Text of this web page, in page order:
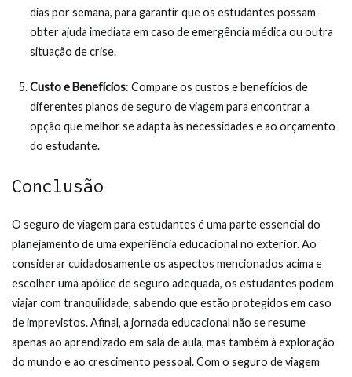
dias por semana, para garantir que os estudantes possam
obter ajuda imediata em caso de emergência médica ou outra
situação de crise.
Custo e Benefícios: Compare os custos e benefícios de
diferentes planos de seguro de viagem para encontrar a
opção que melhor se adapta às necessidades e ao orçamento
do estudante.
Conclusão
O seguro de viagem para estudantes é uma parte essencial do
planejamento de uma experiência educacional no exterior. Ao
considerar cuidadosamente os aspectos mencionados acima e
escolher uma apólice de seguro adequada, os estudantes podem
viajar com tranquilidade, sabendo que estão protegidos em caso
de imprevistos. Afinal, a jornada educacional não se resume
apenas ao aprendizado em sala de aula, mas também à exploração
do mundo e ao crescimento pessoal. Com o seguro de viagem